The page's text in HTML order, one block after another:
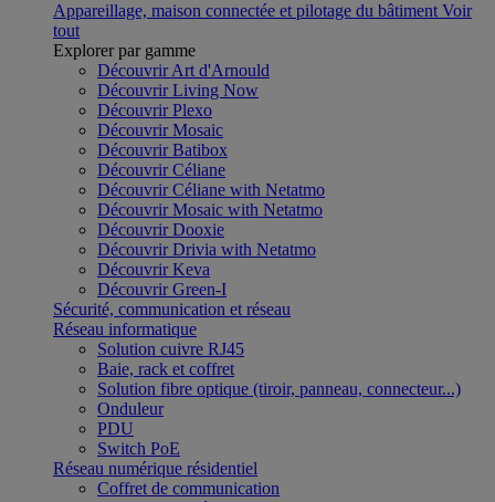
Appareillage, maison connectée et pilotage du bâtiment Voir
tout
Explorer par gamme
Découvrir Art d'Arnould
Découvrir Living Now
Découvrir Plexo
Découvrir Mosaic
Découvrir Batibox
Découvrir Céliane
Découvrir Céliane with Netatmo
Découvrir Mosaic with Netatmo
Découvrir Dooxie
Découvrir Drivia with Netatmo
Découvrir Keva
Découvrir Green-I
Sécurité, communication et réseau
Réseau informatique
Solution cuivre RJ45
Baie, rack et coffret
Solution fibre optique (tiroir, panneau, connecteur...)
Onduleur
PDU
Switch PoE
Réseau numérique résidentiel
Coffret de communication